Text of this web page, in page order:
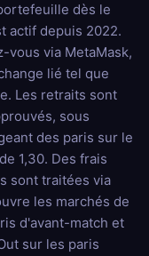
dès le
actif depuis 2022.
vous via MetaMask,
lié tel que
Les retraits sont
sous
des paris sur le
1,30. Des frais
sont traitées via
les marchés de
d'avant-match et
sur les paris